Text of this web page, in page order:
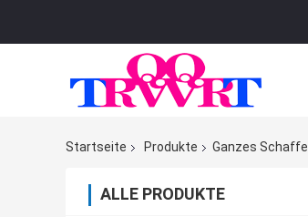
Startseite Produkte Ganzes Schaffell
ALLE PRODUKTE